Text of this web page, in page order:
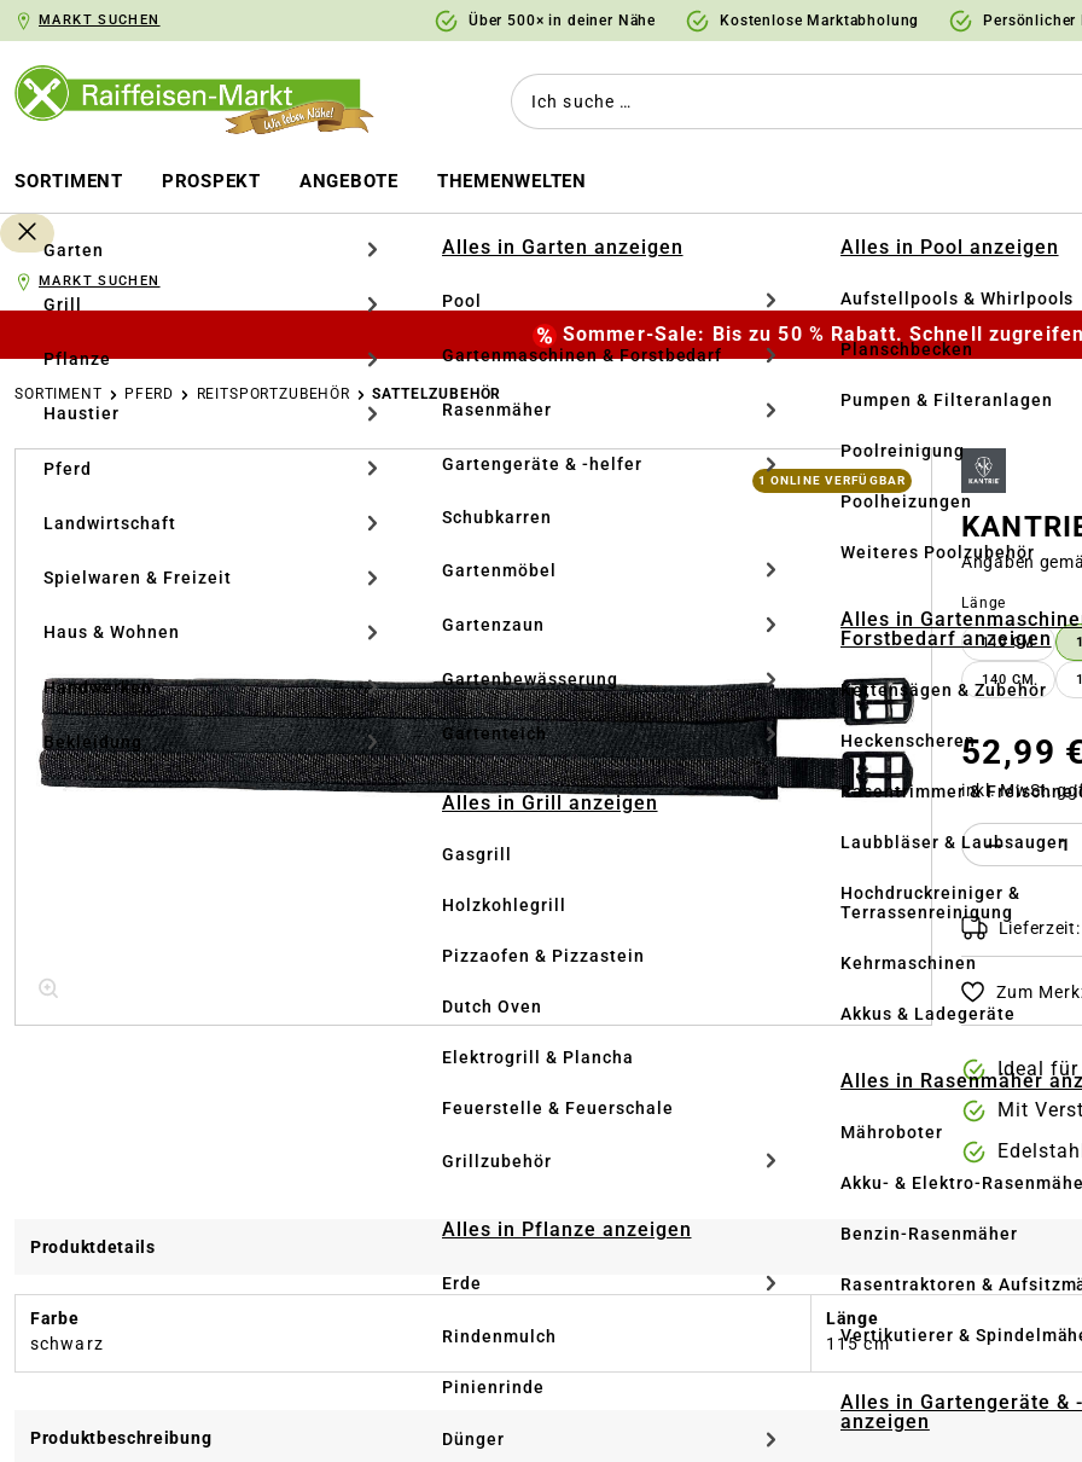
Zur Hauptnavigation springen
MARKT SUCHEN Über 500× in deiner Nähe Kostenlose Marktabholung Persönlicher
SORTIMENT PROSPEKT ANGEBOTE THEMENWELTEN
Garten
Grill
Pflanze
Haustier
Pferd
Landwirtschaft
Spielwaren & Freizeit
Haus & Wohnen
Handwerken
Bekleidung
Alles in Garten anzeigen
Pool
Gartenmaschinen & Forstbedarf
Rasenmäher
Gartengeräte & -helfer
Schubkarren
Gartenmöbel
Gartenzaun
Gartenbewässerung
Gartenteich
Alles in Grill anzeigen
Gasgrill
Holzkohlegrill
Pizzaofen & Pizzastein
Dutch Oven
Elektrogrill & Plancha
Feuerstelle & Feuerschale
Grillzubehör
Alles in Pflanze anzeigen
Erde
Rindenmulch
Pinienrinde
Dünger
Alles in Pool anzeigen
Aufstellpools & Whirlpools
Planschbecken
Pumpen & Filteranlagen
Poolreinigung
Poolheizungen
Weiteres Poolzubehör
Alles in
Forstbedarf anzeigen
Kettensägen & Zubehör
Heckenscheren
Rasentrimmer &
Laubbläser & Laubsauger
Hochdruckreiniger &
Terrassenreinigung
Kehrmaschinen
Akkus & Ladegeräte
Alles in Rasenmäher
Mähroboter
Akku- & Elektro-
Benzin-Rasenmäher
Rasentraktoren &
Vertikutierer &
Alles in Gartengeräte &
anzeigen
MARKT SUCHEN
Sommer-Sale: Bis zu 50 % Rabatt. Schnell
SORTIMENT PFERD REITSPORTZUBEHÖR SATTELZUBEHÖR
Bildergalerie überspringen
1 ONLINE VERFÜGBAR
Angaben
Länge
110 CM
140 CM
52,99 €
inkl. MwSt.
Produkt
Zum
Ideal
Mit
Produktdetails
Farbe
schwarz
Länge
115 cm
Produktbeschreibung